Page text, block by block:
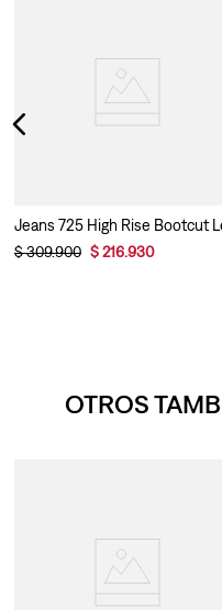
$309.900 $216.930
OTROS